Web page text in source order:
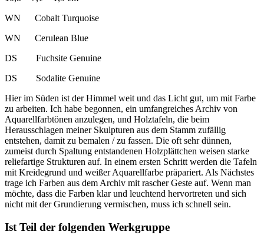
WN Cobalt Turquoise
WN Cerulean Blue
DS Fuchsite Genuine
DS Sodalite Genuine
Hier im Süden ist der Himmel weit und das Licht gut, um mit Farbe
zu arbeiten. Ich habe begonnen, ein umfangreiches Archiv von
Aquarellfarbtönen anzulegen, und Holztafeln, die beim
Herausschlagen meiner Skulpturen aus dem Stamm zufällig
entstehen, damit zu bemalen / zu fassen. Die oft sehr dünnen,
zumeist durch Spaltung entstandenen Holzplättchen weisen starke
reliefartige Strukturen auf. In einem ersten Schritt werden die Tafeln
mit Kreidegrund und weißer Aquarellfarbe präpariert. Als Nächstes
trage ich Farben aus dem Archiv mit rascher Geste auf. Wenn man
möchte, dass die Farben klar und leuchtend hervortreten und sich
nicht mit der Grundierung vermischen, muss ich schnell sein.
Ist Teil der folgenden Werkgruppe